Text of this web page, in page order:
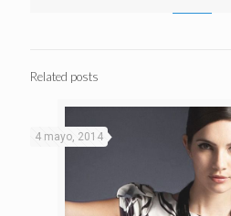
Related posts
4 mayo, 2014